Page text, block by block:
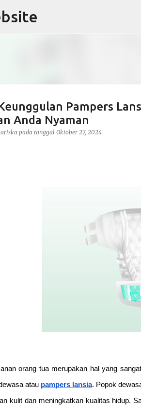
Pampers
Anda Nyaman
pada tanggal Oktober 27, 2024
orang tua merupakan hal yang
atau pampers lansia. Popok
kulit dan meningkatkan kualitas hidup.